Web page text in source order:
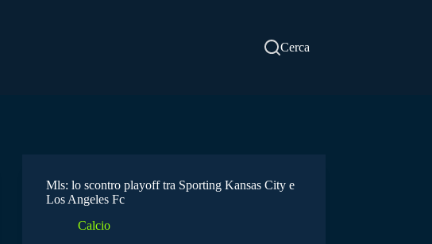
Cerca
Mls: lo scontro playoff tra Sporting Kansas City e
Los Angeles Fc
Calcio